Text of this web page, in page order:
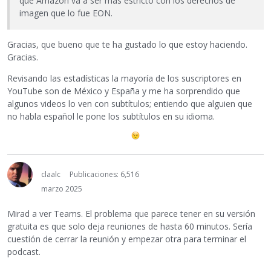
imagen que lo fue EON.
Gracias, que bueno que te ha gustado lo que estoy haciendo.
Gracias.
Revisando las estadísticas la mayoría de los suscriptores en
YouTube son de México y España y me ha sorprendido que
algunos videos lo ven con subtítulos; entiendo que alguien que
no habla español le pone los subtítulos en su idioma.
claalc
Publicaciones: 6,516
marzo 2025
Mirad a ver Teams. El problema que parece tener en su versión
gratuita es que solo deja reuniones de hasta 60 minutos. Sería
cuestión de cerrar la reunión y empezar otra para terminar el
podcast.